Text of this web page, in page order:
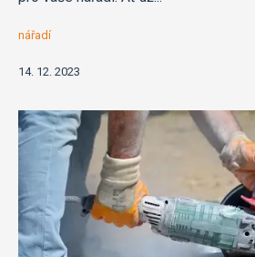
nářadí
14. 12. 2023